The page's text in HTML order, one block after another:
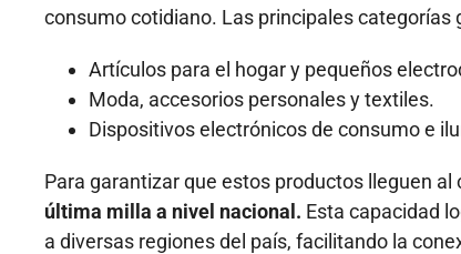
consumo cotidiano. Las principales
Artículos para el hogar y pequeños
Moda, accesorios personales y textiles.
Dispositivos electrónicos de consumo e
Para garantizar que estos productos lleguen al
última milla a nivel nacional. Esta capacidad
a diversas regiones del país, facilitando la